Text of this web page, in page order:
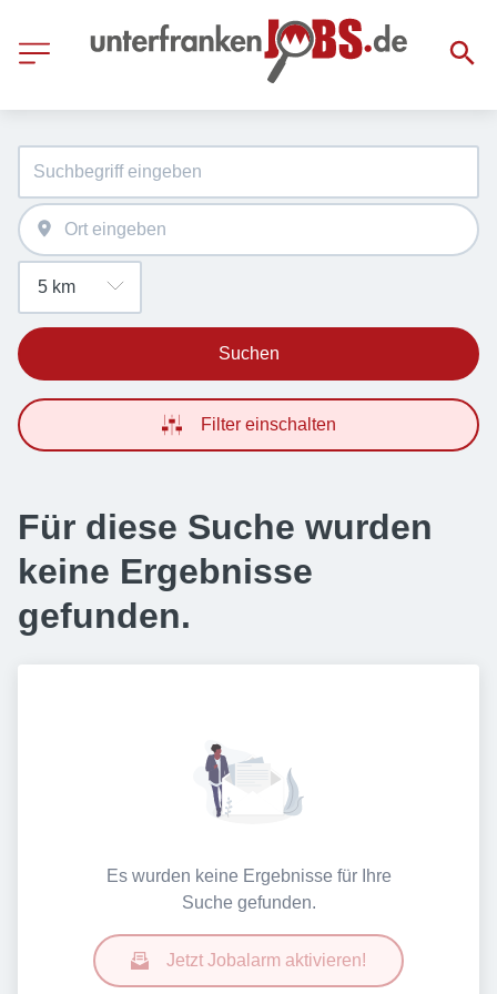
Suchen
Filter einschalten
Für diese Suche wurden
keine Ergebnisse
gefunden.
Es wurden keine Ergebnisse für Ihre
Suche gefunden.
Jetzt Jobalarm aktivieren!